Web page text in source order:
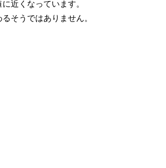
近くなっています。
そうではありません。